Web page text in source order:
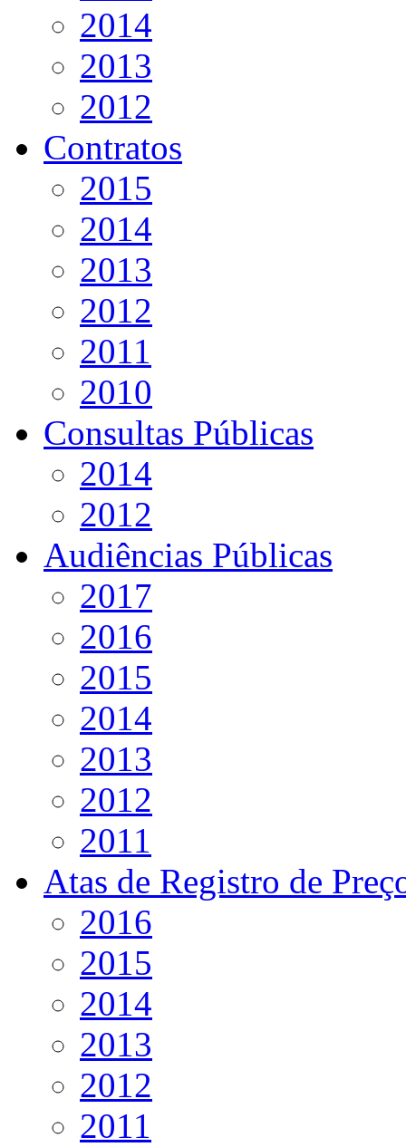
2014
2013
2012
Contratos
2015
2014
2013
2012
2011
2010
Consultas Públicas
2014
2012
Audiências Públicas
2017
2016
2015
2014
2013
2012
2011
Atas de Registro de
2016
2015
2014
2013
2012
2011